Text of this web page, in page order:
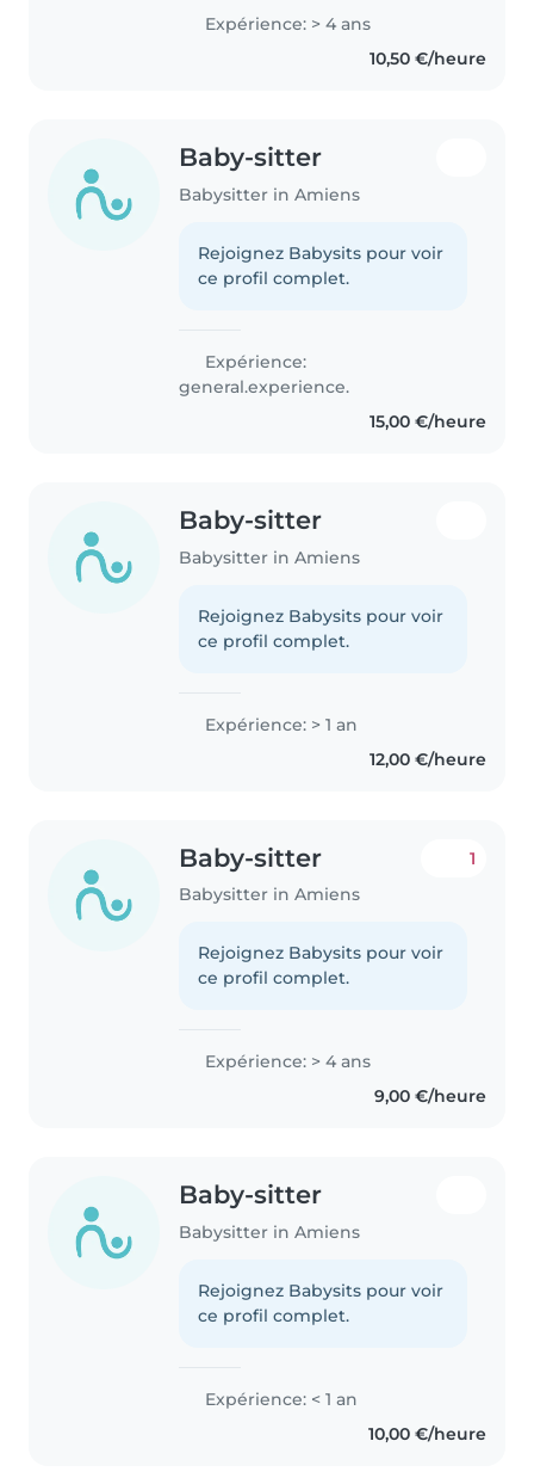
Expérience: > 4 ans
10,50 €/heure
Baby-sitter
Babysitter in Amiens
Rejoignez Babysits pour voir
ce profil complet.
Expérience:
general.experience.
15,00 €/heure
Baby-sitter
Babysitter in Amiens
Rejoignez Babysits pour voir
ce profil complet.
Expérience: > 1 an
12,00 €/heure
Baby-sitter
Babysitter in Amiens
1
Rejoignez Babysits pour voir
ce profil complet.
Expérience: > 4 ans
9,00 €/heure
Baby-sitter
Babysitter in Amiens
Rejoignez Babysits pour voir
ce profil complet.
Expérience: < 1 an
10,00 €/heure